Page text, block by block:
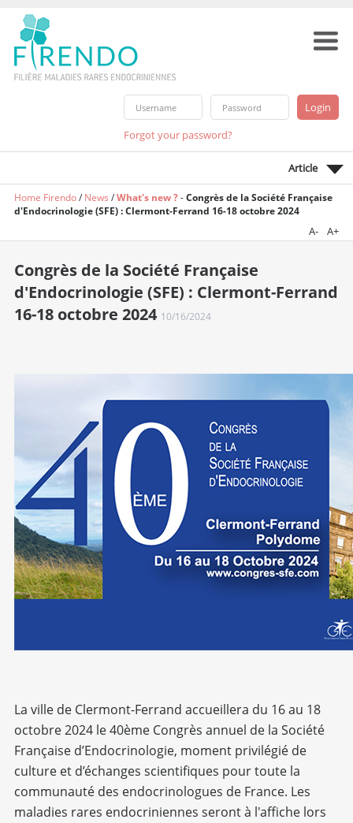
Forgot your password?
Article
Home Firendo/News /What's new ?-Congrès de la Société Française
d'Endocrinologie (SFE) : Clermont-Ferrand 16-18 octobre 2024
A- A+
Congrès de la Société Française
d'Endocrinologie (SFE) : Clermont-Ferrand
16-18 octobre 2024 10/16/2024
La ville de Clermont-Ferrand accueillera du 16 au 18
octobre 2024 le 40ème Congrès annuel de la Société
Française d’Endocrinologie, moment privilégié de
culture et d’échanges scientifiques pour toute la
communauté des endocrinologues de France. Les
maladies rares endocriniennes seront à l'affiche lors